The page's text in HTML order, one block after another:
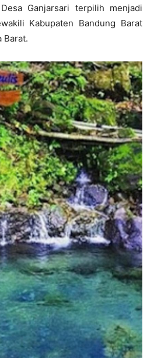
Ganjarsari terpilih menjadi
Kabupaten Bandung Barat
Barat.